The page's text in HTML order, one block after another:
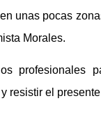
unas pocas
Morales.
profesionales
resistir el